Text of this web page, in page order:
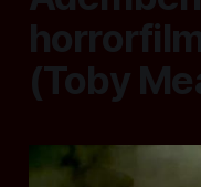
(Toby